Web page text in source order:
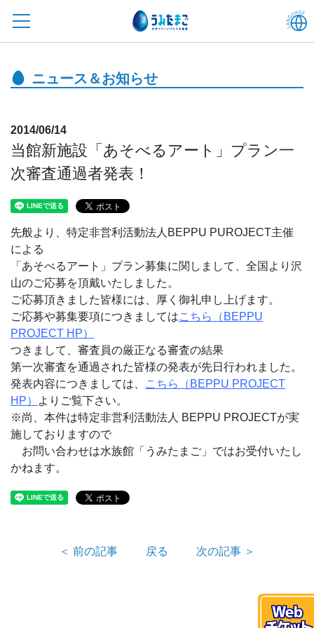
ニュース＆お知らせ
2014/06/14
当館新施設「あそべるアート」プラン一
次審査通過者発表！
先般より、特定非営利活動法人BEPPU PUROJECT主催
による
「あそべるアート」プラン募集に関しまして、全国より沢
山のご応募を頂戴いたしました。
ご応募頂きました皆様には、厚く御礼申し上げます。
ご応募や募集要項につきましてはこちら（BEPPU
PROJECT HP）
つきまして、審査員の厳正なる審査の結果
第一次審査を通過された皆様の発表が先日行われました。
発表内容につきましては、
こちら（BEPPU PROJECT
HP）
よりご覧下さい。
※尚、本件は特定非営利活動法人 BEPPU PROJECTが実
施しておりますので
お問い合わせは水族館「うみたまご」ではお受付いたし
かねます。
＜ 前の記事 戻る 次の記事 ＞